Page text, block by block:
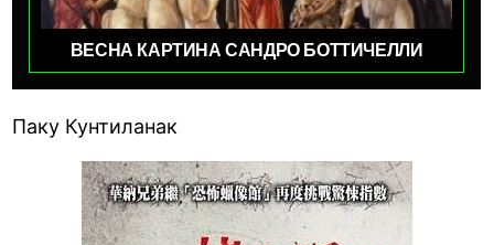
ВЕСНА КАРТИНА САНДРО БОТТИЧЕЛЛИ
Паку Кунтиланак